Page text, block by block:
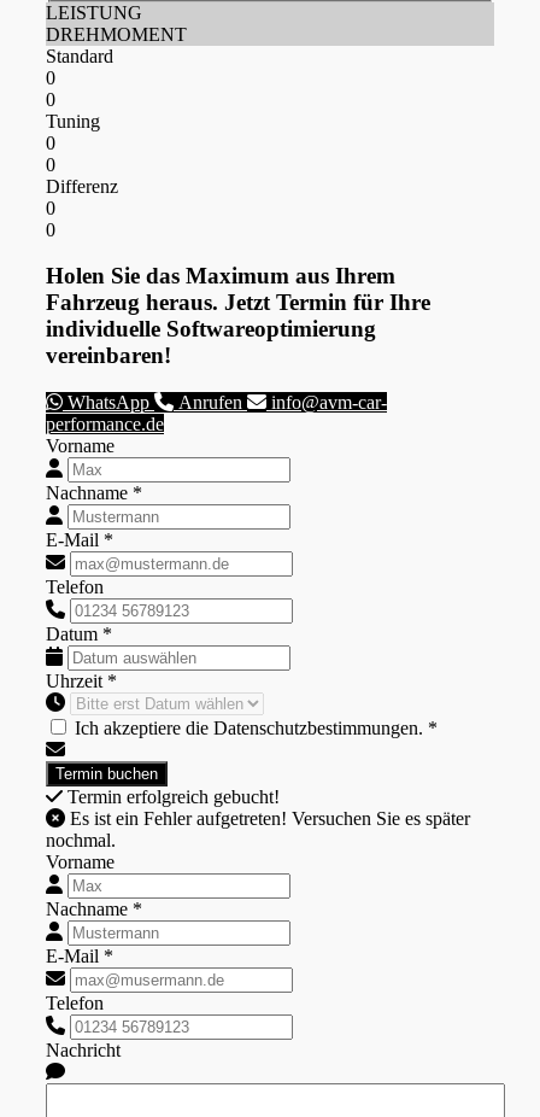
LEISTUNG
DREHMOMENT
Standard
0
0
Tuning
0
0
Differenz
0
0
Holen Sie das Maximum aus Ihrem
Fahrzeug heraus. Jetzt Termin für Ihre
individuelle Softwareoptimierung
vereinbaren!
WhatsApp Anrufen
info@avm-car-
performance.de
Vorname
Nachname *
E-Mail *
Telefon
Datum *
Uhrzeit *
Ich akzeptiere die Datenschutzbestimmungen. *
Termin erfolgreich gebucht!
nochmal.
Vorname
Nachname *
E-Mail *
Telefon
Nachricht